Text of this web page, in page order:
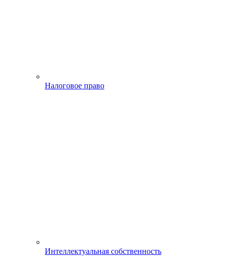
Налоговое право
Интеллектуальная собственность